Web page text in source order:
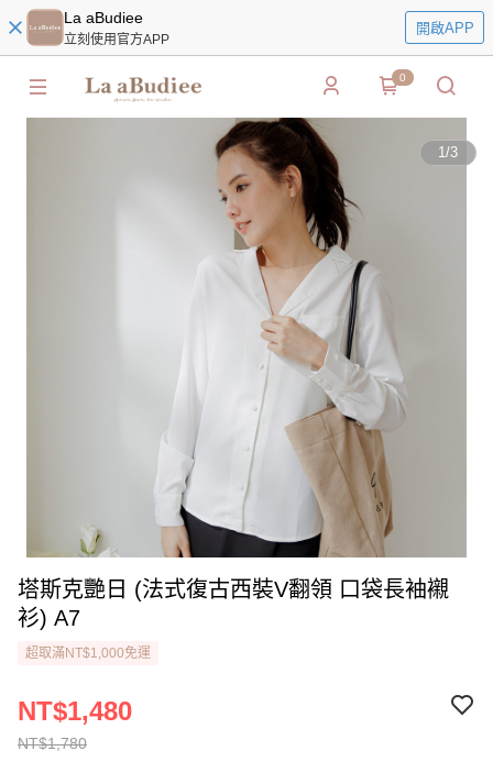
La aBudiee
立刻使用官方APP
開啟APP
0
1/3
塔斯克艷日 (法式復古西裝V翻領 口袋長袖襯
衫) A7
超取滿NT$1,000免運
NT$1,780
NT$1,480